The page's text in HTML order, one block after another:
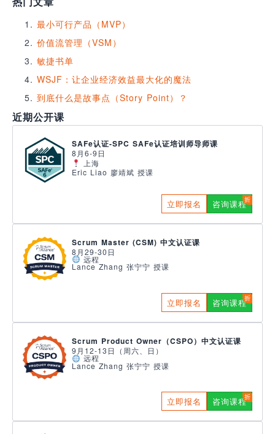
最小可行产品（MVP）
价值流管理（VSM）
敏捷书单
WSJF：让企业经济效益最大化的魔法
到底什么是故事点（Story Point）？
近期公开课
SAFe认证-SPC SAFe认证培训师导师课
8月6-9日
上海
Eric Liao 廖靖斌 授课
立即报名 咨询课程
Scrum Master (CSM) 中文认证课
8月29-30日
远程
Lance Zhang 张宁宁 授课
立即报名 咨询课程
Scrum Product Owner（CSPO）中文认证课
9月12-13日（周六、日）
远程
Lance Zhang 张宁宁 授课
立即报名 咨询课程